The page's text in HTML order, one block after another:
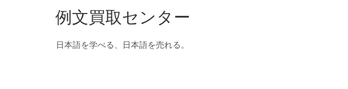
例文買取センター
日本語を学べる、日本語を売れる。